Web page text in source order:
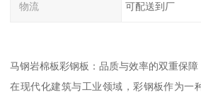
物流 可配送到厂
马钢岩棉板彩钢板：品质与效率的双重保障
在现代化建筑与工业领域，彩钢板作为一